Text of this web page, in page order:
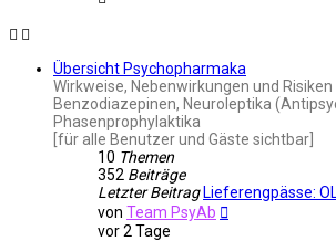
Übersicht Psychopharmaka
Wirkweise, Nebenwirkungen und
Benzodiazepinen, Neuroleptika
Phasenprophylaktika
[für alle Benutzer und Gäste sichtbar]
10 Themen
352 Beiträge
Letzter Beitrag Lieferengpässe:
von Team PsyAb
vor 2 Tage